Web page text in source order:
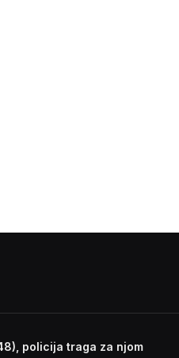
policija traga za njom